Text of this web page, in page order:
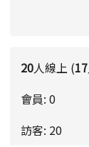
20人線上 (17
會員: 0
訪客: 20